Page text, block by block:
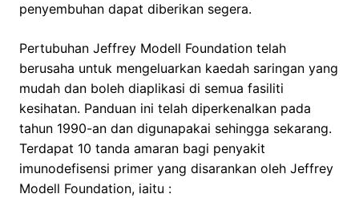
penyembuhan dapat diberikan segera.
Pertubuhan Jeffrey Modell Foundation telah
berusaha untuk mengeluarkan kaedah saringan yang
mudah dan boleh diaplikasi di semua fasiliti
kesihatan. Panduan ini telah diperkenalkan pada
tahun 1990-an dan digunapakai sehingga sekarang.
Terdapat 10 tanda amaran bagi penyakit
imunodefisensi primer yang disarankan oleh Jeffrey
Modell Foundation, iaitu :